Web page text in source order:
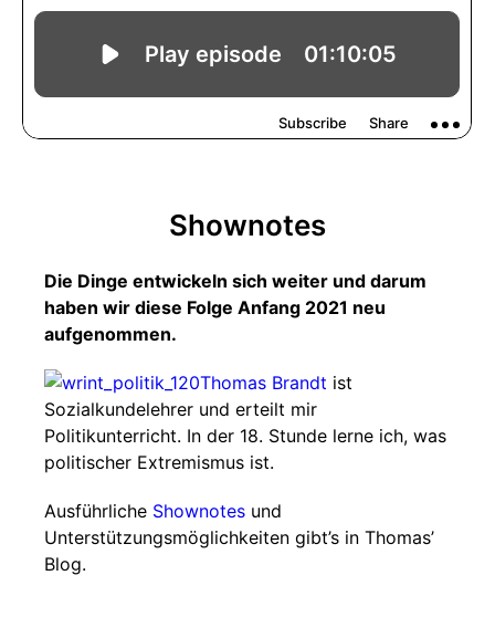
Shownotes
Die Dinge entwickeln sich weiter und darum
haben wir diese Folge Anfang 2021 neu
aufgenommen.
Thomas Brandt ist
Sozialkundelehrer und erteilt mir
Politikunterricht. In der 18. Stunde lerne ich, was
politischer Extremismus ist.
Ausführliche Shownotes und
Unterstützungsmöglichkeiten gibt’s in Thomas’
Blog.